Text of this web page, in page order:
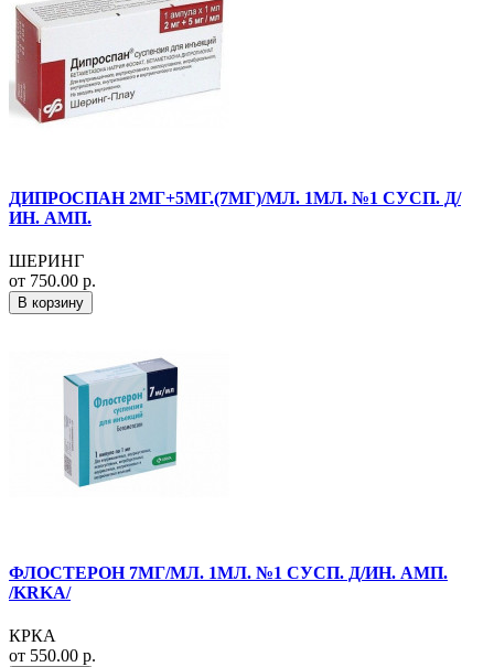
ДИПРОСПАН 2МГ+5МГ.(7МГ)/МЛ. 1МЛ. №1 СУСП. Д/
ИН. АМП.
ШЕРИНГ
от 750.00 р.
В корзину
ФЛОСТЕРОН 7МГ/МЛ. 1МЛ. №1 СУСП. Д/ИН. АМП.
/KRKA/
КРКА
от 550.00 р.